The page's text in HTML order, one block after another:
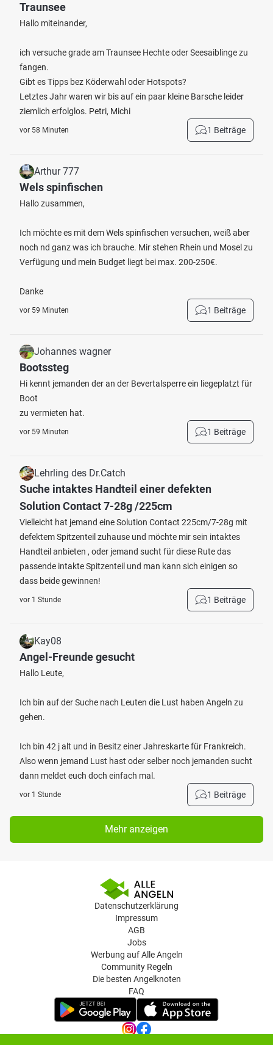
Traunsee
Hallo miteinander,
ich versuche grade am Traunsee Hechte oder Seesaiblinge zu
fangen.
Gibt es Tipps bez Köderwahl oder Hotspots?
Letztes Jahr waren wir bis auf ein paar kleine Barsche leider
ziemlich erfolglos. Petri, Michi
vor 58 Minuten 1 Beiträge
Arthur 777
Wels spinfischen
Hallo zusammen,
Ich möchte es mit dem Wels spinfischen versuchen, weiß aber
noch nd ganz was ich brauche. Mir stehen Rhein und Mosel zu
Verfügung und mein Budget liegt bei max. 200-250€.
Danke
vor 59 Minuten 1 Beiträge
Johannes wagner
Bootssteg
Hi kennt jemanden der an der Bevertalsperre ein liegeplatzt für
Boot
zu vermieten hat.
vor 59 Minuten 1 Beiträge
Lehrling des Dr.Catch
Suche intaktes Handteil einer defekten
Solution Contact 7-28g /225cm
Vielleicht hat jemand eine Solution Contact 225cm/7-28g mit
defektem Spitzenteil zuhause und möchte mir sein intaktes
Handteil anbieten , oder jemand sucht für diese Rute das
passende intakte Spitzenteil und man kann sich einigen so
dass beide gewinnen!
vor 1 Stunde 1 Beiträge
Kay08
Angel-Freunde gesucht
Hallo Leute,
Ich bin auf der Suche nach Leuten die Lust haben Angeln zu
gehen.
Ich bin 42 j alt und in Besitz einer Jahreskarte für Frankreich.
Also wenn jemand Lust hast oder selber noch jemanden sucht
dann meldet euch doch einfach mal.
vor 1 Stunde 1 Beiträge
Mehr anzeigen
Datenschutzerklärung
Impressum
AGB
Jobs
Werbung auf Alle Angeln
Community Regeln
Die besten Angelknoten
FAQ